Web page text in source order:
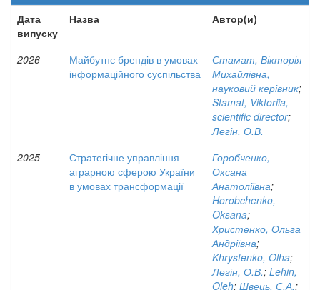
Дата
випуску
Назва Автор(и)
2026
Майбутнє брендів в умовах
інформаційного суспільства
Стамат, Вікторія
Михайлівна,
науковий керівник;
Stamat, Viktoriia,
scientific director;
Легін, О.В.
2025
Стратегічне управління
аграрною сферою України
в умовах трансформації
Горобченко,
Оксана
Анатоліївна;
Horobchenko,
Oksana;
Христенко, Ольга
Андріївна;
Khrystenko, Olha;
Легін, О.В.; Lehin,
Oleh; Швець, С.А.;